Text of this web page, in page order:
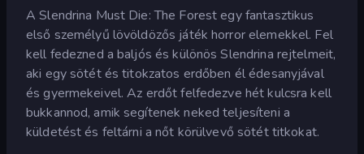
A Slendrina Must Die: The Forest egy fantasztikus
első személyű lövöldözős játék horror elemekkel. Fel
kell fedezned a baljós és különös Slendrina rejtelmeit,
aki egy sötét és titokzatos erdőben él édesanyjával
és gyermekeivel. Az erdőt felfedezve hét kulcsra kell
bukkannod, amik segítenek neked teljesíteni a
küldetést és feltárni a nőt körülvevő sötét titkokat.